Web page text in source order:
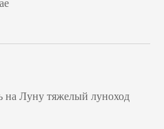
на Луну тяжелый луноход